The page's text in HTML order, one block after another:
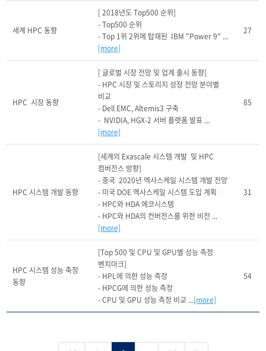
세계 HPC 동향
[ 2018년도 Top500 순위]
- Top500 순위
- Top 1위 2위에 탑재된  IBM "Power 9" ...
[more]
27
HPC  시장 동향
[ 글로벌 시장 전망 및 업계 출시 동향]
- HPC 시장 및 스토리지 성장 전망 분야별
비교
- Dell EMC, Altemis3 구축
-  NVIDIA, HGX-2 서버 플랫폼 발표 ...
[more]
85
HPC 시스템 개발 동향
[세계의 Exascale 시스템 개발  및 HPC
컴버전스 방향]
- 중국  2020년 엑사스케일 시스템 개발 전망
- 미국 DOE 엑사스케일 시스템 도입 계획
- HPC와 HDA 에코시스템
- HPC와 HDA의 컨버전스를 위한 비전 ...
[more]
31
HPC 시스템 성능 축정
동향
[Top 500 및 CPU 및 GPU별 성능 측정
벤치마크]
- HPL에 의한 성능 측정
- HPCG에 의한 성능 측정
- CPU 및 GPU 성능 측정 비교 ...[more]
54